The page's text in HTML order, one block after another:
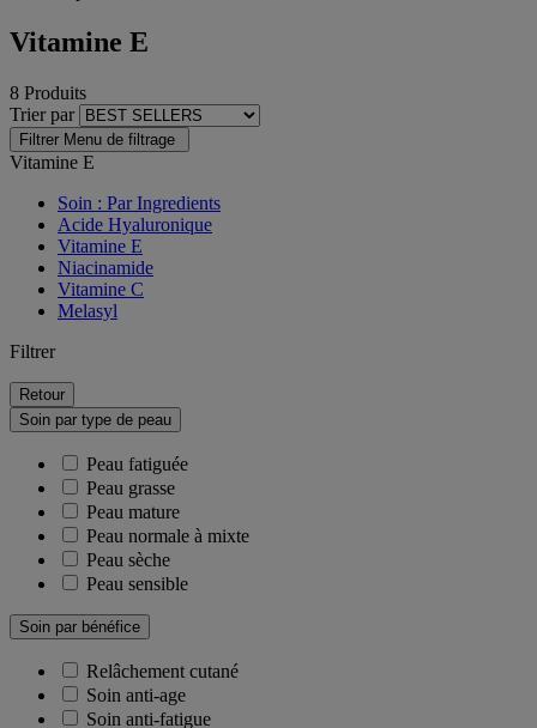
Vitamine E
8 Produits
Trier par
Filtrer Menu de filtrage
Vitamine E
Soin : Par Ingredients
Acide Hyaluronique
Vitamine E
Niacinamide
Vitamine C
Melasyl
Filtrer
Retour
Soin par type de peau
Peau fatiguée
Peau grasse
Peau mature
Peau normale à mixte
Peau sèche
Peau sensible
Soin par bénéfice
Relâchement cutané
Soin anti-age
Soin anti-fatigue